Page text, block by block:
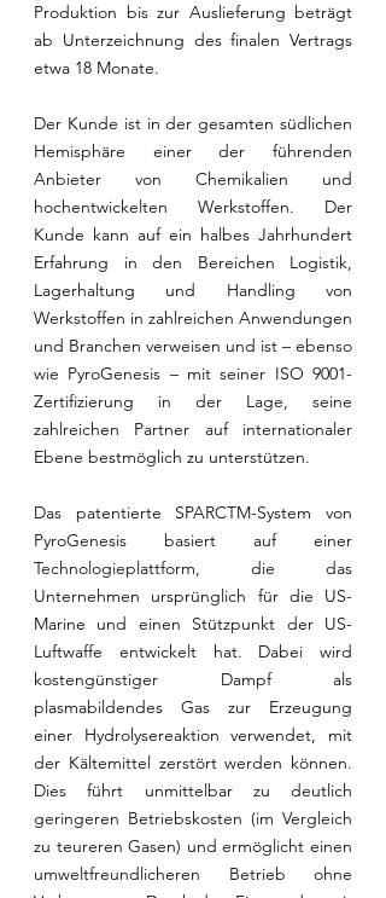
Produktion bis zur Auslieferung beträgt
ab Unterzeichnung des finalen Vertrags
etwa 18 Monate.
Der Kunde ist in der gesamten südlichen
Hemisphäre einer der führenden
Anbieter von Chemikalien und
hochentwickelten Werkstoffen. Der
Kunde kann auf ein halbes Jahrhundert
Erfahrung in den Bereichen Logistik,
Lagerhaltung und Handling von
Werkstoffen in zahlreichen Anwendungen
und Branchen verweisen und ist – ebenso
wie PyroGenesis – mit seiner ISO 9001-
Zertifizierung in der Lage, seine
zahlreichen Partner auf internationaler
Ebene bestmöglich zu unterstützen.
Das patentierte SPARCTM-System von
PyroGenesis basiert auf einer
Technologieplattform, die das
Unternehmen ursprünglich für die US-
Marine und einen Stützpunkt der US-
Luftwaffe entwickelt hat. Dabei wird
kostengünstiger Dampf als
plasmabildendes Gas zur Erzeugung
einer Hydrolysereaktion verwendet, mit
der Kältemittel zerstört werden können.
Dies führt unmittelbar zu deutlich
geringeren Betriebskosten (im Vergleich
zu teureren Gasen) und ermöglicht einen
umweltfreundlicheren Betrieb ohne